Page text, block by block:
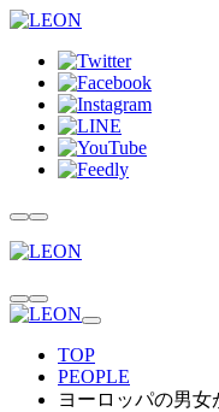
TOP
PEOPLE
ヨーロッパの男